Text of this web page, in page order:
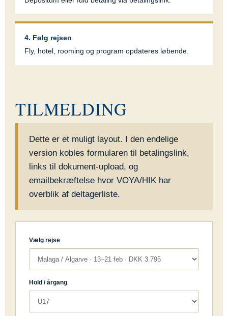
4. Følg rejsen
Fly, hotel, rooming og program opdateres løbende.
TILMELDING
Dette er et muligt layout. I den endelige
version kobles formularen til betalingslink,
links til dokument-upload, og
emailbekræftelse hvor VOYA/HIK har
overblik af deltagerliste.
Vælg rejse
Hold / årgang